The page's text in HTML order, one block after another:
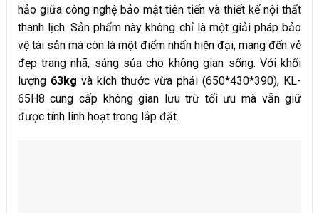
hảo giữa công nghệ bảo mật tiên tiến và thiết kế nội thất
thanh lịch. Sản phẩm này không chỉ là một giải pháp bảo
vệ tài sản mà còn là một điểm nhấn hiện đại, mang đến vẻ
đẹp trang nhã, sáng sủa cho không gian sống. Với khối
lượng 63kg và kích thước vừa phải (650*430*390), KL-
65H8 cung cấp không gian lưu trữ tối ưu mà vẫn giữ
được tính linh hoạt trong lắp đặt.